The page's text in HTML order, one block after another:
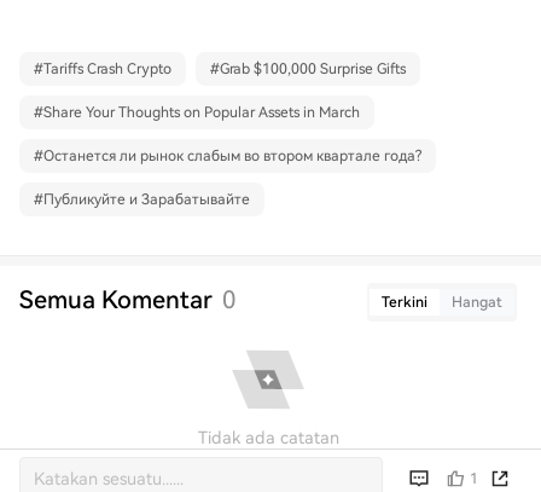
#Tariffs Crash Crypto #Grab $100,000 Surprise Gifts
#Share Your Thoughts on Popular Assets in March
#Останется ли рынок слабым во втором квартале года?
#Публикуйте и Зарабатывайте
Semua Komentar 0 Terkini Hangat
Tidak ada catatan
1